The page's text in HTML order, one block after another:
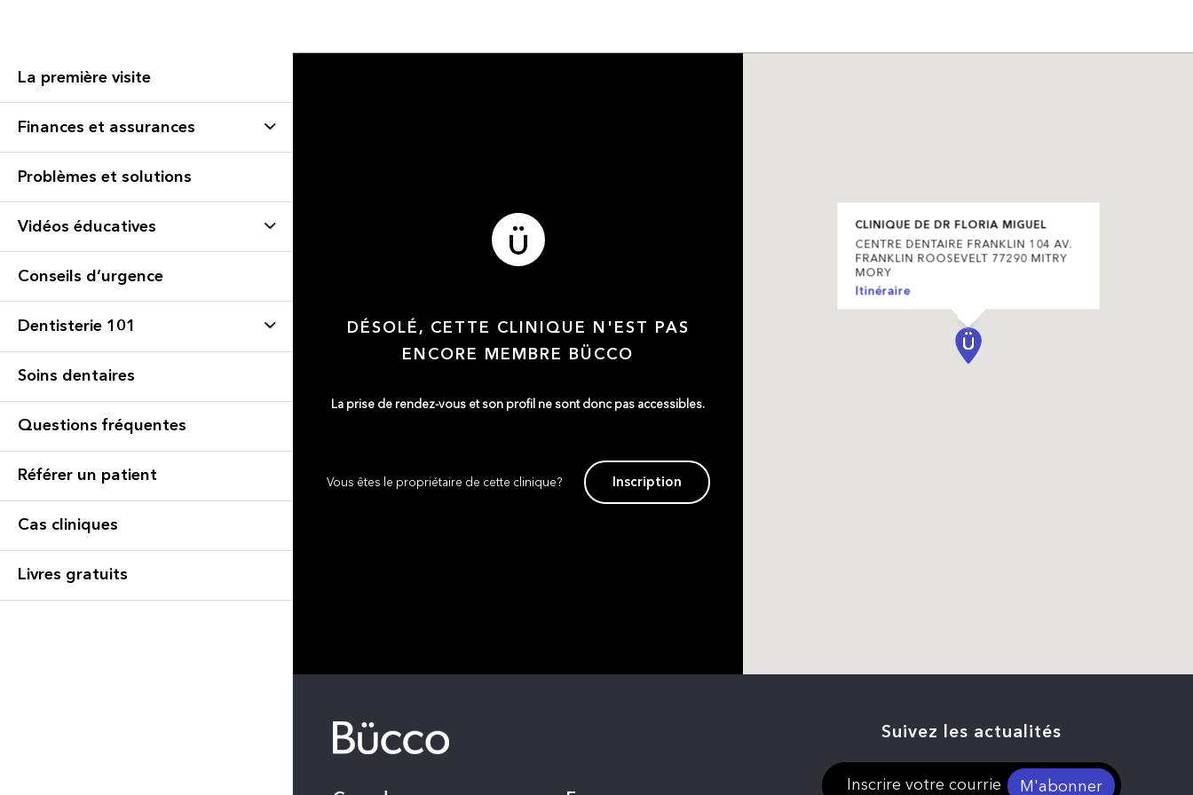
La première visite
Finances et assurances
Problèmes et solutions
Vidéos éducatives
Conseils d’urgence
Dentisterie 101
Soins dentaires
Questions fréquentes
Référer un patient
Cas cliniques
Livres gratuits
DÉSOLÉ, CETTE CLINIQUE N'EST PAS
ENCORE MEMBRE BÜCCO
La prise de rendez-vous et son profil ne sont donc pas accessibles.
Vous êtes le propriétaire de cette clinique? Inscription
CLINIQUE DE DR FLORIA MIGUEL
CENTRE DENTAIRE FRANKLIN 104 AV.
FRANKLIN ROOSEVELT 77290 MITRY
MORY
Itinéraire
Suivez les actualités
M'abonner